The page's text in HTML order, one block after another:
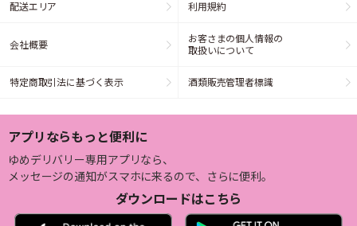
配送エリア 利用規約
会社概要
お客さまの個人情報の
取扱いについて
特定商取引法に基づく表示 酒類販売管理者標識
アプリならもっと便利に
ゆめデリバリー専用アプリなら、
メッセージの通知がスマホに来るので、さらに便利。
ダウンロードはこちら